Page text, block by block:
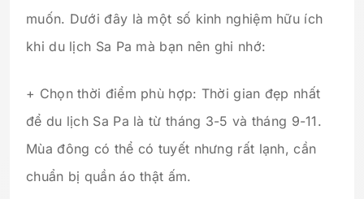
muốn. Dưới đây là một số kinh nghiệm hữu ích
khi du lịch Sa Pa mà bạn nên ghi nhớ:
+ Chọn thời điểm phù hợp: Thời gian đẹp nhất
để du lịch Sa Pa là từ tháng 3-5 và tháng 9-11.
Mùa đông có thể có tuyết nhưng rất lạnh, cần
chuẩn bị quần áo thật ấm.